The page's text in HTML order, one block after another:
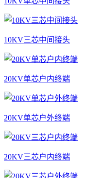
10KV三芯中间接头
20KV单芯户内终端
20KV单芯户外终端
20KV三芯户内终端